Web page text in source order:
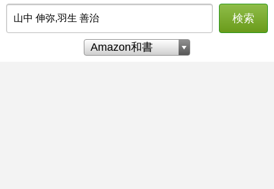
検索